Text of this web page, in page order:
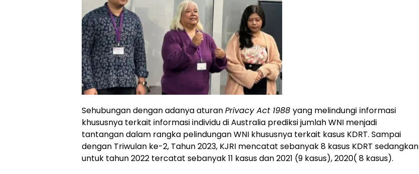
Sehubungan dengan adanya aturanPrivacy Act 1988 yang melindungi informasi
khususnya terkait informasi individu di Australia prediksi jumlah WNI menjadi
tantangan dalam rangka pelindungan WNI khususnya terkait kasus KDRT. Sampai
dengan Triwulan ke-2, Tahun 2023, KJRI mencatat sebanyak 8 kasus KDRT sedangkan
untuk tahun 2022 tercatat sebanyak 11 kasus dan 2021 (9 kasus), 2020( 8 kasus).